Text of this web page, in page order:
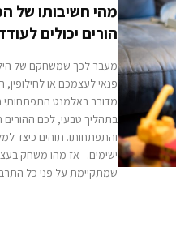
מהי חשיבותו של
הורים יכולים
מעבר לכך שמשחקם של
פנאי לעצמכם או
מדובר באלמנט התפתחותי
בתהליך טבעי, לכם
ישימים. אז מהו משחק
שמתקיימת על פני כל